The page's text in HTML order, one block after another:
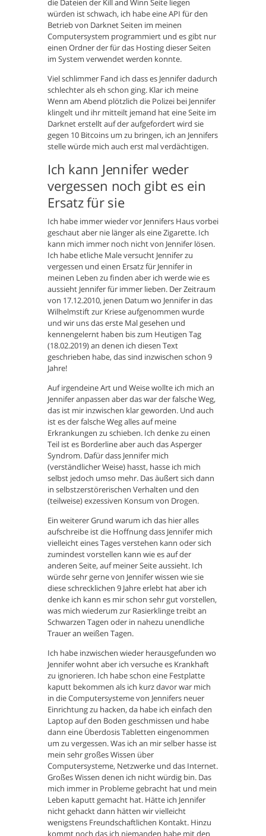
die Dateien der Kill and Winn Seite liegen
würden ist schwach, ich habe eine API für den
Betrieb von Darknet Seiten im meinen
Computersystem programmiert und es gibt nur
einen Ordner der für das Hosting dieser Seiten
im System verwendet werden konnte.
Viel schlimmer Fand ich dass es Jennifer dadurch
schlechter als eh schon ging. Klar ich meine
Wenn am Abend plötzlich die Polizei bei Jennifer
klingelt und ihr mitteilt jemand hat eine Seite im
Darknet erstellt auf der aufgefordert wird sie
gegen 10 Bitcoins um zu bringen, ich an Jennifers
stelle würde mich auch erst mal verdächtigen.
Ich kann Jennifer weder
vergessen noch gibt es ein
Ersatz für sie
Ich habe immer wieder vor Jennifers Haus vorbei
geschaut aber nie länger als eine Zigarette. Ich
kann mich immer noch nicht von Jennifer lösen.
Ich habe etliche Male versucht Jennifer zu
vergessen und einen Ersatz für Jennifer in
meinen Leben zu finden aber ich werde wie es
aussieht Jennifer für immer lieben. Der Zeitraum
von 17.12.2010, jenen Datum wo Jennifer in das
Wilhelmstift zur Kriese aufgenommen wurde
und wir uns das erste Mal gesehen und
kennengelernt haben bis zum Heutigen Tag
(18.02.2019) an denen ich diesen Text
geschrieben habe, das sind inzwischen schon 9
Jahre!
Auf irgendeine Art und Weise wollte ich mich an
Jennifer anpassen aber das war der falsche Weg,
das ist mir inzwischen klar geworden. Und auch
ist es der falsche Weg alles auf meine
Erkrankungen zu schieben. Ich denke zu einen
Teil ist es Borderline aber auch das Asperger
Syndrom. Dafür dass Jennifer mich
(verständlicher Weise) hasst, hasse ich mich
selbst jedoch umso mehr. Das äußert sich dann
in selbstzerstörerischen Verhalten und den
(teilweise) exzessiven Konsum von Drogen.
Ein weiterer Grund warum ich das hier alles
aufschreibe ist die Hoffnung dass Jennifer mich
vielleicht eines Tages verstehen kann oder sich
zumindest vorstellen kann wie es auf der
anderen Seite, auf meiner Seite aussieht. Ich
würde sehr gerne von Jennifer wissen wie sie
diese schrecklichen 9 Jahre erlebt hat aber ich
denke ich kann es mir schon sehr gut vorstellen,
was mich wiederum zur Rasierklinge treibt an
Schwarzen Tagen oder in nahezu unendliche
Trauer an weißen Tagen.
Ich habe inzwischen wieder herausgefunden wo
Jennifer wohnt aber ich versuche es Krankhaft
zu ignorieren. Ich habe schon eine Festplatte
kaputt bekommen als ich kurz davor war mich
in die Computersysteme von Jennifers neuer
Einrichtung zu hacken, da habe ich einfach den
Laptop auf den Boden geschmissen und habe
dann eine Überdosis Tabletten eingenommen
um zu vergessen. Was ich an mir selber hasse ist
mein sehr großes Wissen über
Computersysteme, Netzwerke und das Internet.
Großes Wissen denen ich nicht würdig bin. Das
mich immer in Probleme gebracht hat und mein
Leben kaputt gemacht hat. Hätte ich Jennifer
nicht gehackt dann hätten wir vielleicht
wenigstens Freundschaftlichen Kontakt. Hinzu